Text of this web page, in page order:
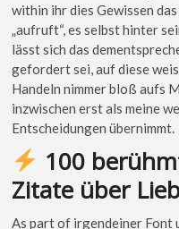
within ihr dies Gewissen
„aufruft“, es selbst hinter
lässt sich das
gefordert sei, auf diese
Handeln nimmer bloß aufs
inzwischen erst als meine
Entscheidungen übernimmt.
100
Zitate über
As part of irgendeiner Font